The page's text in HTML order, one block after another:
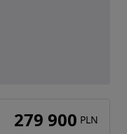
279 900 PLN